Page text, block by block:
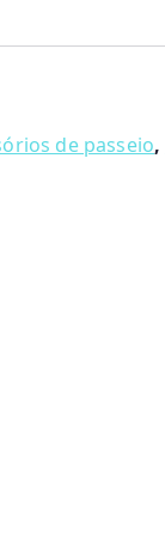
de passeio,